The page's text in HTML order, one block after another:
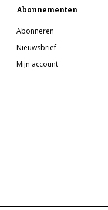
Abonnementen
Abonneren
Nieuwsbrief
Mijn account